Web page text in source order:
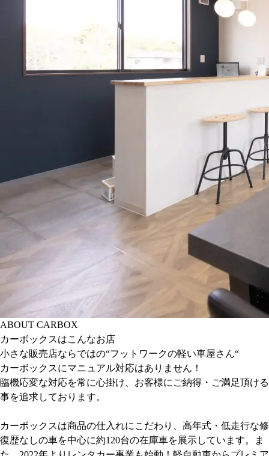
ABOUT CARBOX
カーボックスはこんなお店
小さな販売店ならではの“フットワークの軽い車屋さん“
カーボックスにマニュアル対応はありません！
臨機応変な対応を常に心掛け、お客様にご納得・ご満足頂ける
事を追求しております。
カーボックスは商品の仕入れにこだわり、高年式・低走行な修
復歴なしの車を中心に約120台の在庫車を展示しています。ま